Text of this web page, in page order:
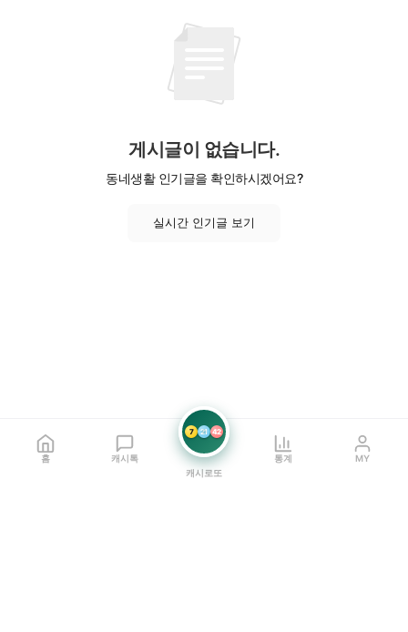
게시글이 없습니다.
동네생활 인기글을 확인하시겠어요?
실시간 인기글 보기
홈 캐시톡
7 21 42
캐시로또
통계 MY